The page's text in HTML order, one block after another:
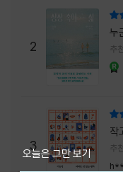
2
누
추
3
작
회
기.
추
오늘은 그만 보기